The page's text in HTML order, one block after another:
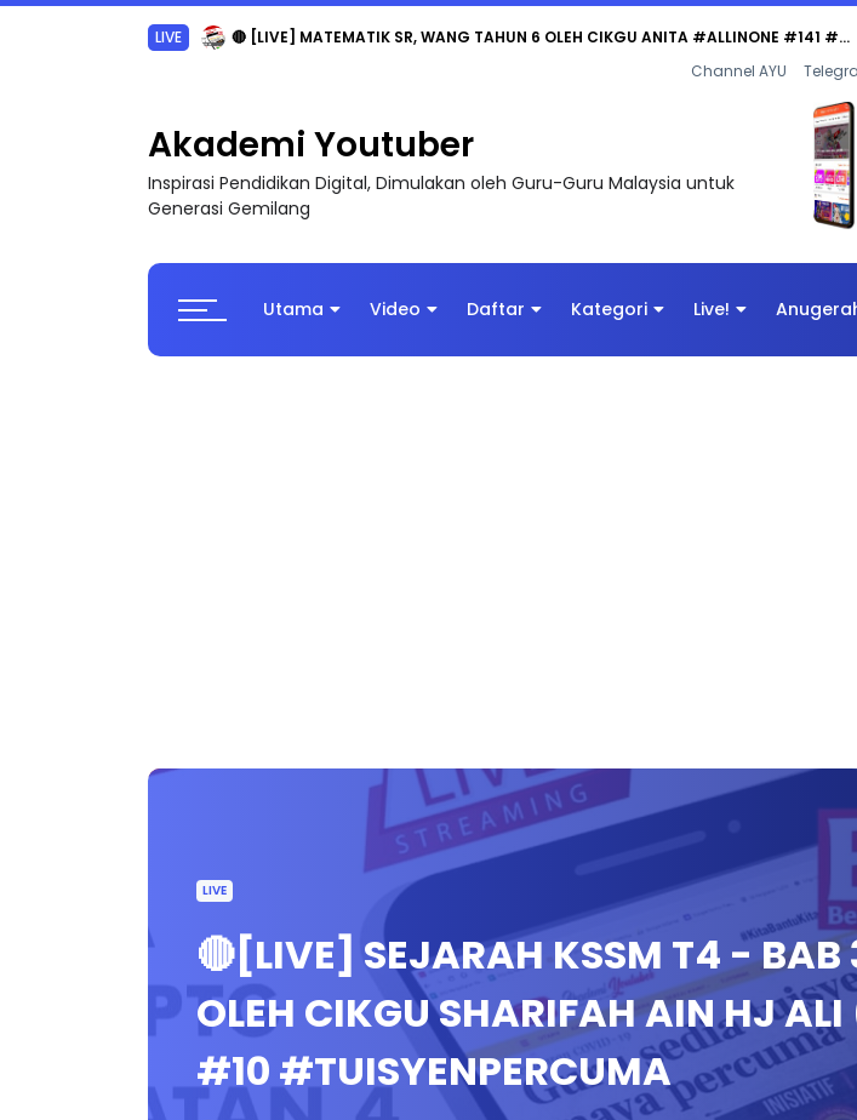
LIVE 🔴 [LIVE] MATEMATIK SR, WANG TAHUN 6 OLEH CIKGU ANITA #ALLINONE #141 #...
Channel AYU
Akademi Youtuber
Inspirasi Pendidikan Digital, Dimulakan oleh Guru-Guru Malaysia untuk
Generasi Gemilang
Utama Video Daftar Kategori Live!
LIVE
🔴[LIVE] SEJARAH KSSM T4 - BAB
OLEH CIKGU SHARIFAH AIN HJ
#10 #TUISYENPERCUMA